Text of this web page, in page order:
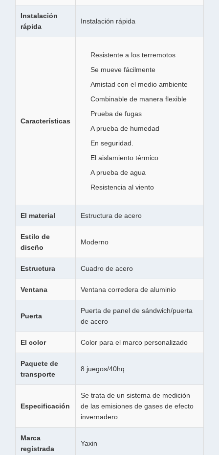
Instalación
rápida
Instalación rápida
Características
Resistente a los terremotos
Se mueve fácilmente
Amistad con el medio ambiente
Combinable de manera flexible
Prueba de fugas
A prueba de humedad
En seguridad.
El aislamiento térmico
A prueba de agua
Resistencia al viento
El material Estructura de acero
Estilo de
diseño
Moderno
Estructura Cuadro de acero
Ventana Ventana corredera de aluminio
Puerta
Puerta de panel de sándwich/puerta
de acero
El color Color para el marco personalizado
Paquete de
transporte
8 juegos/40hq
Especificación
Se trata de un sistema de medición
de las emisiones de gases de efecto
invernadero.
Marca
registrada
Yaxin